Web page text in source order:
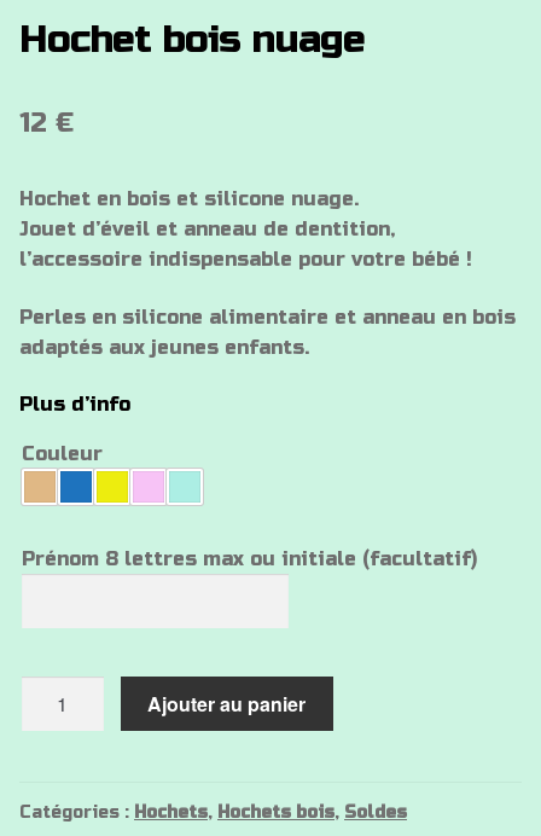
Hochet bois nuage
12 €
Hochet en bois et silicone nuage.
Jouet d’éveil et anneau de dentition,
l’accessoire indispensable pour votre bébé !
Perles en silicone alimentaire et anneau en bois
adaptés aux jeunes enfants.
Plus d’info
Couleur
Prénom 8 lettres max ou initiale (facultatif)
nuage
Ajouter au panier
Catégories : Hochets, Hochets bois, Soldes